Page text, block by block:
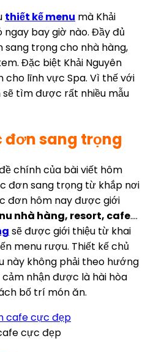
thiết kế menu mà Khải
bay giờ nào. Đầy đủ
trọng cho nhà hàng,
Đặc biệt Khải Nguyên
cho lĩnh vực Spa. Vì thế với
sẽ tìm được rất nhiều mẫu
đơn sang trọng
chính của bài viết hôm
đơn sang trọng từ khắp nơi
đơn hôm nay được giới
nhà hàng, resort, cafe….
sẽ được giới thiệu từ khai
menu rượu. Thiết kế chủ
này không phải theo hướng
nhận được là hài hòa
bố trí món ăn.
cực đẹp